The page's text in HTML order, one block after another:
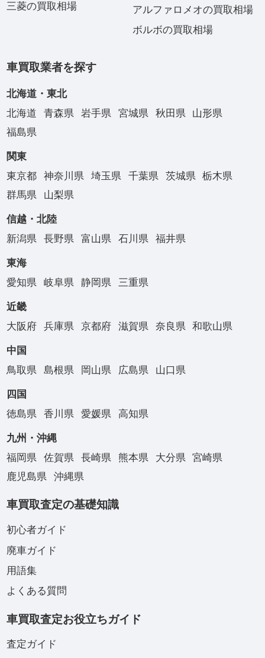
三菱の買取相場
アルファロメオの買取相場
ボルボの買取相場
車買取業者を探す
北海道・東北
北海道
青森県 岩手県 宮城県 秋田県
山形県
福島県
関東
東京都
神奈川県 埼玉県 千葉県 茨城県
栃木県
群馬県
山梨県
信越・北陸
新潟県
長野県 富山県 石川県 福井県
東海
愛知県
岐阜県 静岡県 三重県
近畿
大阪府
兵庫県 京都府 滋賀県 奈良県 和歌山県
中国
鳥取県
島根県 岡山県 広島県 山口県
四国
徳島県
香川県 愛媛県 高知県
九州・沖縄
福岡県
佐賀県 長崎県 熊本県 大分県
宮崎県
鹿児島県
沖縄県
車買取査定の基礎知識
初心者ガイド
廃車ガイド
用語集
よくある質問
車買取査定お役立ちガイド
査定ガイド